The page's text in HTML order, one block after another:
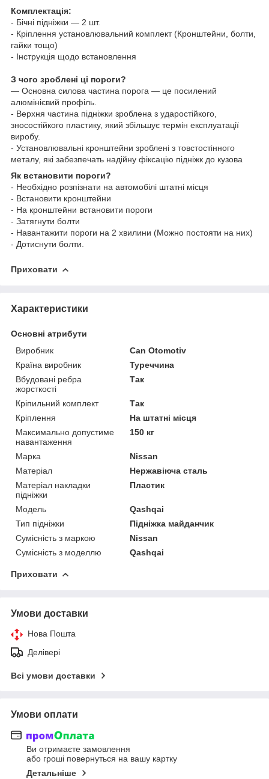
Комплектація:
- Бічні підніжки — 2 шт.
- Кріплення установлювальний комплект (Кронштейни, болти,
гайки тощо)
- Інструкція щодо встановлення
З чого зроблені ці пороги?
— Основна силова частина порога — це посилений
алюмінієвий профіль.
- Верхня частина підніжки зроблена з ударостійкого,
зносостійкого пластику, який збільшує термін експлуатації
виробу.
- Установлювальні кронштейни зроблені з товстостінного
металу, які забезпечать надійну фіксацію підніжк до кузова
Як встановити пороги?
- Необхідно розпізнати на автомобілі штатні місця
- Встановити кронштейни
- На кронштейни встановити пороги
- Затягнути болти
- Навантажити пороги на 2 хвилини (Можно постояти на них)
- Дотиснути болти.
Приховати
Характеристики
Основні атрибути
Виробник
Can Otomotiv
Країна виробник
Туреччина
Вбудовані ребра
жорсткості
Так
Кріпильний комплект
Так
Кріплення
На штатні місця
Максимально допустиме
навантаження
150 кг
Марка
Nissan
Матеріал
Нержавіюча сталь
Матеріал накладки
підніжки
Пластик
Модель
Qashqai
Тип підніжки
Підніжка майданчик
Сумісність з маркою
Nissan
Сумісність з моделлю
Qashqai
Приховати
Умови доставки
Нова Пошта
Делівері
Всі умови доставки
Умови оплати
Ви отримаєте замовлення
або гроші повернуться на вашу картку
Детальніше